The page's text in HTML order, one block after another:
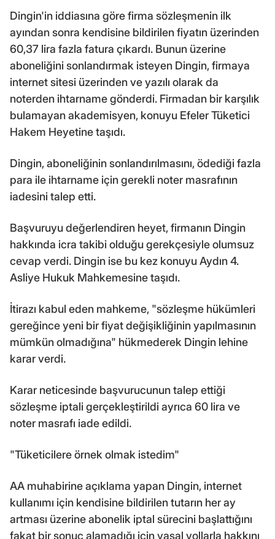
Dingin'in iddiasına göre firma sözleşmenin ilk
ayından sonra kendisine bildirilen fiyatın üzerinden
60,37 lira fazla fatura çıkardı. Bunun üzerine
aboneliğini sonlandırmak isteyen Dingin, firmaya
internet sitesi üzerinden ve yazılı olarak da
noterden ihtarname gönderdi. Firmadan bir karşılık
bulamayan akademisyen, konuyu Efeler Tüketici
Hakem Heyetine taşıdı.
Dingin, aboneliğinin sonlandırılmasını, ödediği fazla
para ile ihtarname için gerekli noter masrafının
iadesini talep etti.
Başvuruyu değerlendiren heyet, firmanın Dingin
hakkında icra takibi olduğu gerekçesiyle olumsuz
cevap verdi. Dingin ise bu kez konuyu Aydın 4.
Asliye Hukuk Mahkemesine taşıdı.
İtirazı kabul eden mahkeme, "sözleşme hükümleri
gereğince yeni bir fiyat değişikliğinin yapılmasının
mümkün olmadığına" hükmederek Dingin lehine
karar verdi.
Karar neticesinde başvurucunun talep ettiği
sözleşme iptali gerçekleştirildi ayrıca 60 lira ve
noter masrafı iade edildi.
"Tüketicilere örnek olmak istedim"
AA muhabirine açıklama yapan Dingin, internet
kullanımı için kendisine bildirilen tutarın her ay
artması üzerine abonelik iptal sürecini başlattığını
fakat bir sonuç alamadığı için yasal yollarla hakkını